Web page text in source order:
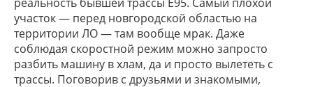
участок — перед новгородской областью на
территории ЛО — там вообще мрак. Даже
соблюдая скоростной режим можно запросто
разбить машину в хлам, да и просто вылететь с
трассы. Поговорив с друзьями и знакомыми,